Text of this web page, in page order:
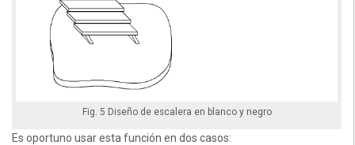
Fig. 5 Diseño de escalera en blanco y negro
Es oportuno usar esta función en dos casos: